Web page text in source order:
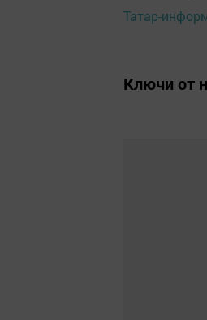
Татар-
Ключи от